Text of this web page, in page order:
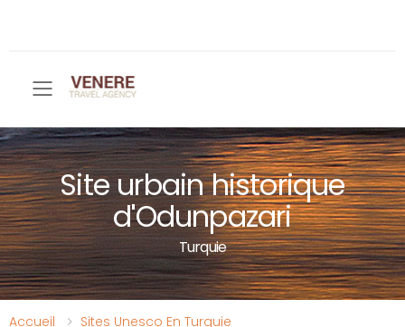
Toggle mobile menu
Site urbain historique
d'Odunpazari
Turquie
Accueil
Sites Unesco En Turquie